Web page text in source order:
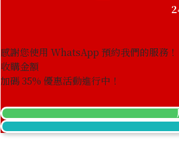
感謝您使用 WhatsApp 預約我們的服務！
收購金額
加碼35% 優惠活動進行中！